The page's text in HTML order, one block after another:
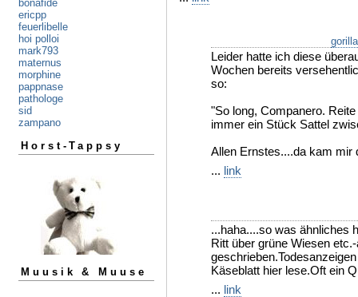
bonafide
ericpp
feuerlibelle
hoi polloi
mark793
maternus
morphine
pappnase
pathologe
sid
zampano
Horst-Tappsy
Muusik & Muuse
Leider hatte ich diese
Wochen bereits
so:
"So long, Companero.
immer ein Stück Sattel
Allen Ernstes....da kam mir
... link
...haha....so was ähnliches
Ritt über grüne Wiesen
Käseblatt hier lese.Oft ein
... link